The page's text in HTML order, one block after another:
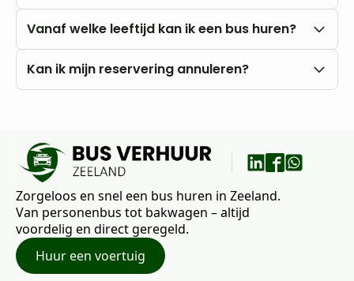
Onze prijzen zijn altijd inclusief btw en
eigen rekening.
Vanaf welke leeftijd kan ik een bus huren?
U kunt al vanaf 18 jaar bij ons huren, mits u in het
Kan ik mijn reservering annuleren?
ons te bespreken.
Zorgeloos en snel een bus huren in Zeeland.
Van personenbus tot bakwagen – altijd
voordelig en direct geregeld.
Huur een voertuig